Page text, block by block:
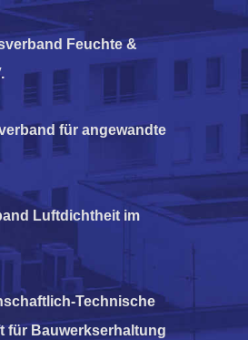
Feuchte &
für angewandte
Luftdichtheit im
Technische
für Bauwerkserhaltung